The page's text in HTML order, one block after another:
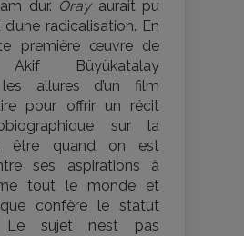
dur. Orayaurait pu
radicalisation. En
première œuvre de
Akif Büyükatalay
allures d’un film
pour offrir un récit
sur la
être quand on est
ses aspirations à
tout le monde et
que confère le statut
Le sujet n’est pas